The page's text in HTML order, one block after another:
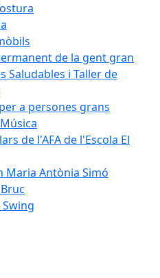
de la gent gran
Saludables i Taller de
a persones grans
de l'AFA de l'Escola El
Maria Antònia Simó